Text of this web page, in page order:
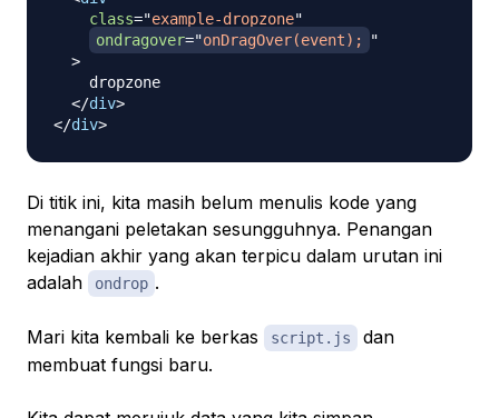
class="example-dropzone"
ondragover="onDragOver(event);
"
>
    dropzone
</div>
</div>
Di titik ini, kita masih belum menulis kode yang
menangani peletakan sesungguhnya. Penangan
kejadian akhir yang akan terpicu dalam urutan ini
adalah
ondrop .
Mari kita kembali ke berkas script.js
dan
membuat fungsi baru.